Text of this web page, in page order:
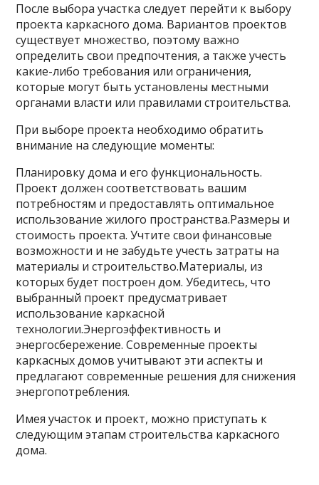
После выбора участка следует перейти к выбору
проекта каркасного дома. Вариантов проектов
существует множество, поэтому важно
определить свои предпочтения, а также учесть
какие-либо требования или ограничения,
которые могут быть установлены местными
органами власти или правилами строительства.
При выборе проекта необходимо обратить
внимание на следующие моменты:
Планировку дома и его функциональность.
Проект должен соответствовать вашим
потребностям и предоставлять оптимальное
использование жилого пространства.Размеры и
стоимость проекта. Учтите свои финансовые
возможности и не забудьте учесть затраты на
материалы и строительство.Материалы, из
которых будет построен дом. Убедитесь, что
выбранный проект предусматривает
использование каркасной
технологии.Энергоэффективность и
энергосбережение. Современные проекты
каркасных домов учитывают эти аспекты и
предлагают современные решения для снижения
энергопотребления.
Имея участок и проект, можно приступать к
следующим этапам строительства каркасного
дома.